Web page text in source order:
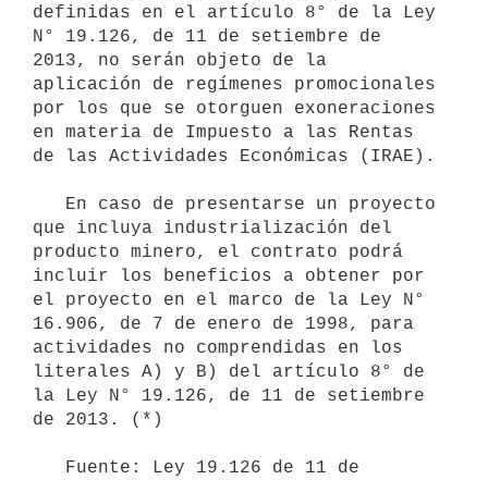
definidas en el artículo 8° de la Ley
N° 19.126, de 11 de setiembre de
2013, no serán objeto de la
aplicación de regímenes promocionales
por los que se otorguen exoneraciones
en materia de Impuesto a las Rentas
de las Actividades Económicas (IRAE).
que incluya industrialización del
producto minero, el contrato podrá
incluir los beneficios a obtener por
el proyecto en el marco de la Ley N°
16.906, de 7 de enero de 1998, para
actividades no comprendidas en los
literales A) y B) del artículo 8° de
la Ley N° 19.126, de 11 de setiembre
de 2013. (*)